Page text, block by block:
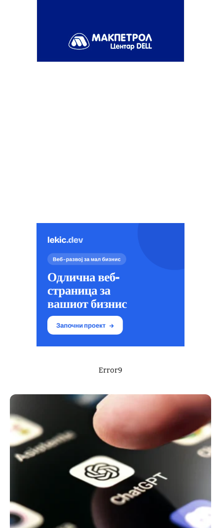
Error9